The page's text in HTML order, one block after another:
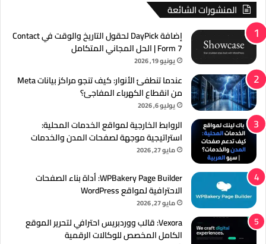
المنشورات الشائعة
إضافة DayPick لحقول التاريخ والوقت في Contact
Form 7 | الحل المجاني المتكامل
يونيو 19, 2026
عندما تنطفئ الأنوار: كيف تنجو مراكز بيانات Meta
من انقطاع الكهرباء المفاجئ؟
يوليو 6, 2026
الروابط الخارجية لمواقع الخدمات المحلية:
استراتيجية موجهة لصفحات المدن والخدمات
مايو 27, 2026
WPBakery Page Builder: أداة بناء الصفحات
الاحترافية لمواقع WordPress
مايو 27, 2026
Vexora: قالب ووردبريس احترافي لتحرير الموقع
الكامل المخصص للوكالات الرقمية